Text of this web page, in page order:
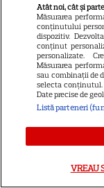
5
Atât noi, cât și
Măsurarea
conținutului
dispozitiv.
conținut
personalizate.
Măsurarea
sau combinații de
selecta conținutul.
Date precise de
Listă parteneri
VREAU